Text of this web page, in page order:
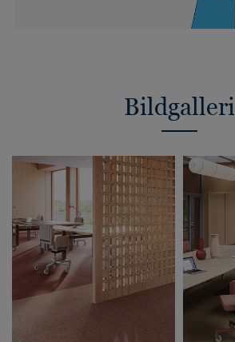
Bildgalleri